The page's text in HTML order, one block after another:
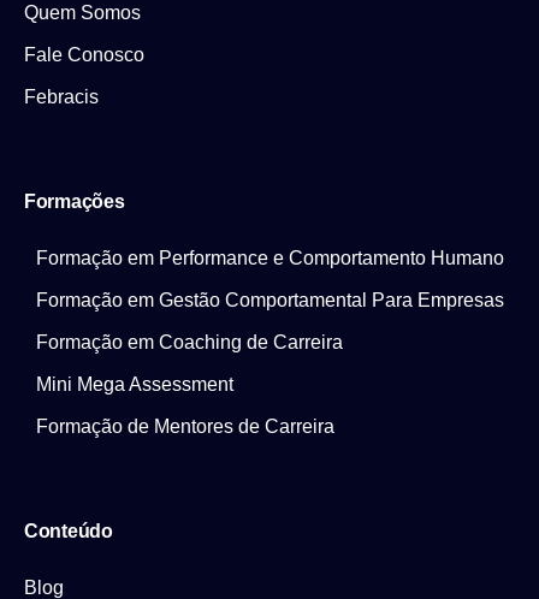
Quem Somos
Fale Conosco
Febracis
Formações
Formação em Performance e Comportamento Humano
Formação em Gestão Comportamental Para Empresas
Formação em Coaching de Carreira
Mini Mega Assessment
Formação de Mentores de Carreira
Conteúdo
Blog